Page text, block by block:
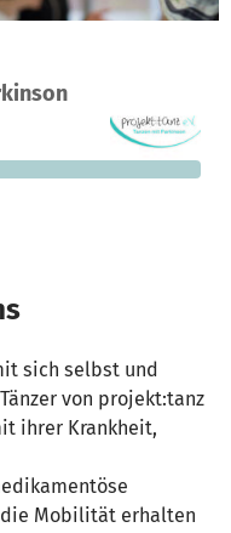
200 €
fehlen noch
sich selbst und
von projekt:tanz
ihrer Krankheit,
Mobilität erhalten